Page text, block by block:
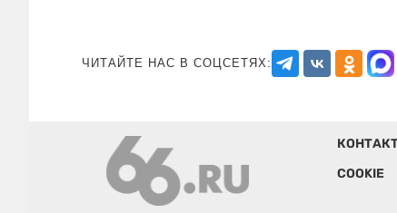
ЧИТАЙТЕ НАС В СОЦСЕТЯХ:
COOKIE